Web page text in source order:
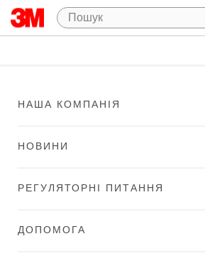
НАША КОМПАНІЯ
НОВИНИ
РЕГУЛЯТОРНІ ПИТАННЯ
ДОПОМОГА